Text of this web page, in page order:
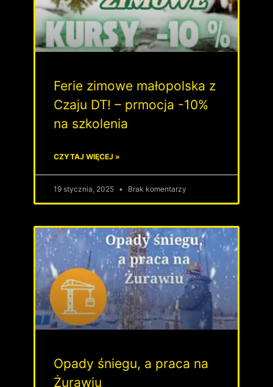
Ferie zimowe małopolska z
Czaju DT! – prmocja -10%
na szkolenia
CZYTAJ WIĘCEJ »
19 stycznia, 2025 Brak komentarzy
Opady śniegu, a praca na
Żurawiu